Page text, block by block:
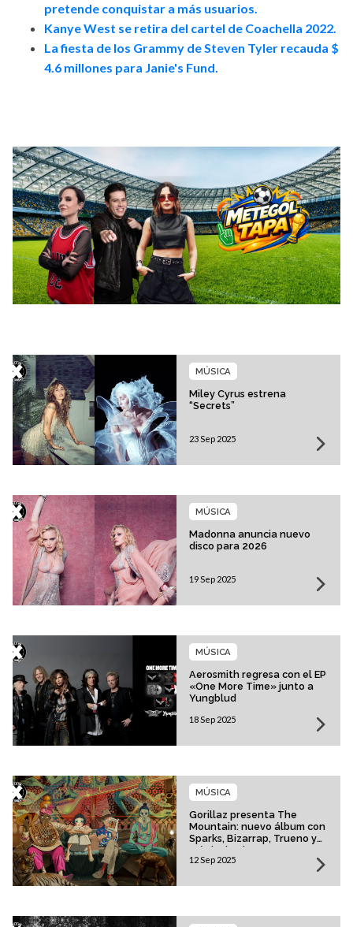
pretende conquistar a más usuarios.
Kanye West se retira del cartel de Coachella 2022.
La fiesta de los Grammy de Steven Tyler recauda $
4.6 millones para Janie's Fund.
Miley Cyrus estrena
“Secrets”
MÚSICA
23 Sep 2025
Madonna anuncia nuevo
disco para 2026
MÚSICA
19 Sep 2025
Aerosmith regresa con el EP
«One More Time» junto a
Yungblud
MÚSICA
18 Sep 2025
Gorillaz presenta The
Mountain: nuevo álbum con
Sparks, Bizarrap, Trueno y
más invitados
MÚSICA
12 Sep 2025